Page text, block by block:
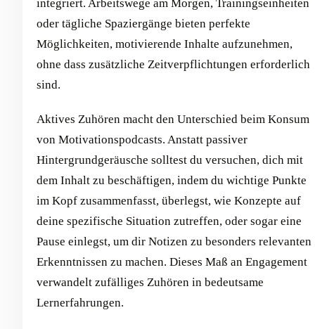
integriert. Arbeitswege am Morgen, Trainingseinheiten
oder tägliche Spaziergänge bieten perfekte
Möglichkeiten, motivierende Inhalte aufzunehmen,
ohne dass zusätzliche Zeitverpflichtungen erforderlich
sind.
Aktives Zuhören macht den Unterschied beim Konsum
von Motivationspodcasts. Anstatt passiver
Hintergrundgeräusche solltest du versuchen, dich mit
dem Inhalt zu beschäftigen, indem du wichtige Punkte
im Kopf zusammenfasst, überlegst, wie Konzepte auf
deine spezifische Situation zutreffen, oder sogar eine
Pause einlegst, um dir Notizen zu besonders relevanten
Erkenntnissen zu machen. Dieses Maß an Engagement
verwandelt zufälliges Zuhören in bedeutsame
Lernerfahrungen.